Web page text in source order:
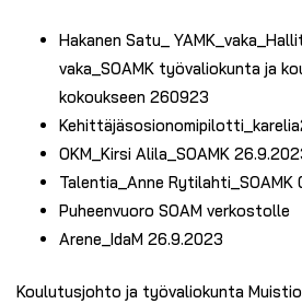
Hakanen Satu_
vaka_SOAMK työvaliokunta ja
kokoukseen 260923
OKM_Kirsi Alila_SOAMK
Talentia_Anne Rytilahti_SOAMK
Puheenvuoro SOAM verkostolle
Arene_IdaM 26.9.2023
Koulutusjohto ja työvaliokunta